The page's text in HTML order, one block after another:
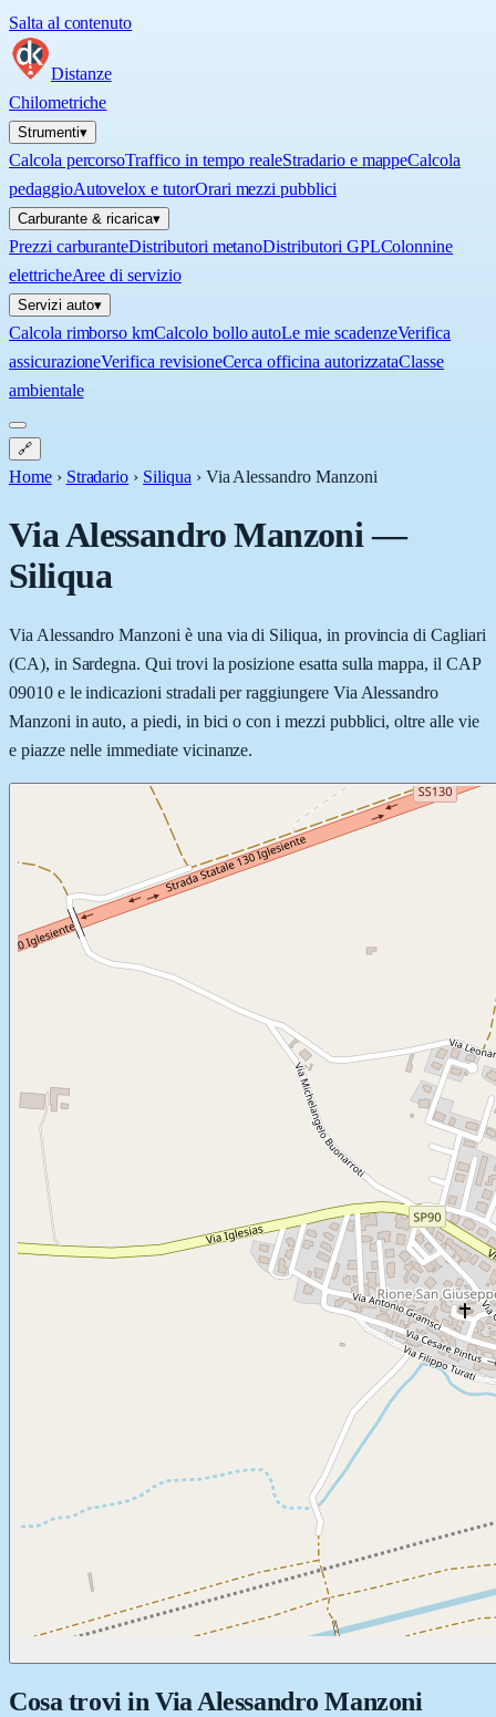
Salta al contenuto
Distanze
Chilometriche
Strumenti▾
Calcola percorsoTraffico in tempo realeStradario e mappeCalcola
pedaggioAutovelox e tutorOrari mezzi pubblici
Carburante & ricarica▾
Prezzi carburanteDistributori metanoDistributori GPLColonnine
elettricheAree di servizio
Servizi auto▾
Calcola rimborso kmCalcolo bollo autoLe mie scadenzeVerifica
assicurazioneVerifica revisioneCerca officina autorizzataClasse
ambientale
🔗
Home › Stradario › Siliqua › Via Alessandro Manzoni
Via Alessandro Manzoni—
Siliqua
Via Alessandro Manzoni è una via di Siliqua, in provincia di Cagliari
(CA), in Sardegna. Qui trovi la posizione esatta sulla mappa, il CAP
09010 e le indicazioni stradali per raggiungere Via Alessandro
Manzoni in auto, a piedi, in bici o con i mezzi pubblici, oltre alle vie
e piazze nelle immediate vicinanze.
Cosa trovi in Via Alessandro Manzoni